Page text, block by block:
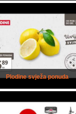
Plodine svježa ponuda